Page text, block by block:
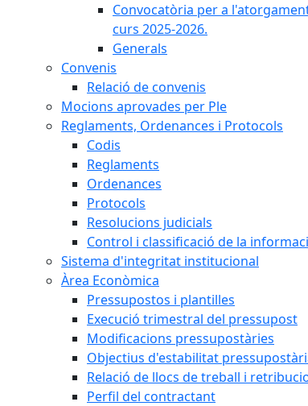
Convocatòria per a
curs 2025-2026.
Generals
Convenis
Relació de convenis
Mocions aprovades per Ple
Reglaments, Ordenances i Protocols
Codis
Reglaments
Ordenances
Protocols
Resolucions judicials
Control i classificació de la
Sistema d'integritat institucional
Àrea Econòmica
Pressupostos i plantilles
Execució trimestral del pressupost
Modificacions pressupostàries
Objectius d'estabilitat
Relació de llocs de treball i
Perfil del contractant